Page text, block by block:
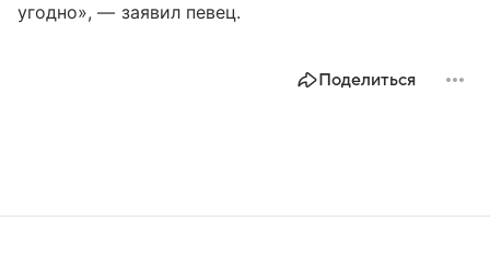
угодно», — заявил певец.
Поделиться